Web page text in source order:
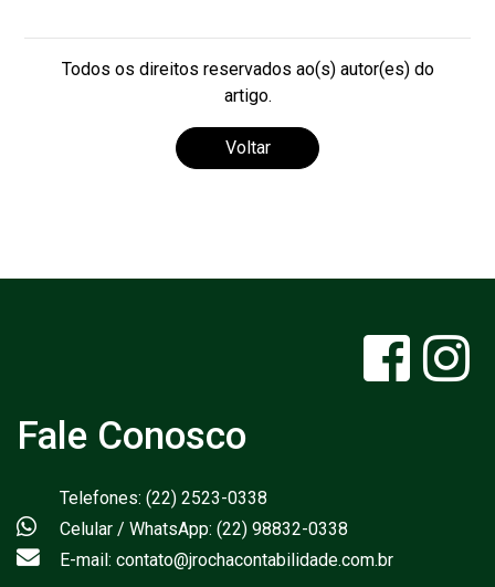
Todos os direitos reservados ao(s) autor(es) do
artigo.
Voltar
Fale Conosco
Telefones: (22) 2523-0338
Celular / WhatsApp: (22) 98832-0338
E-mail: contato@jrochacontabilidade.com.br